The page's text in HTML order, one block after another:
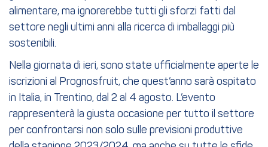
alimentare, ma ignorerebbe tutti gli sforzi fatti dal
settore negli ultimi anni alla ricerca di imballaggi più
sostenibili.
Nella giornata di ieri, sono state ufficialmente aperte le
iscrizioni al Prognosfruit, che quest’anno sarà ospitato
in Italia, in Trentino, dal 2 al 4 agosto. L’evento
rappresenterà la giusta occasione per tutto il settore
per confrontarsi non solo sulle previsioni produttive